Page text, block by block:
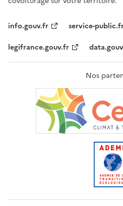
info.gouv.fr
service-
legifrance.gouv.fr
Nos